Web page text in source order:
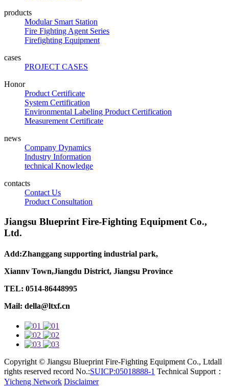
products
Modular Smart Station
Fire Fighting Agent Series
Firefighting Equipment
cases
PROJECT CASES
Honor
Product Certificate
System Certification
Environmental Labeling Product Certification
Measurement Certificate
news
Company Dynamics
Industry Information
technical Knowledge
contacts
Contact Us
Product Consultation
Jiangsu Blueprint Fire-Fighting Equipment Co.,
Ltd.
Add:Zhanggang supporting industrial park,
Xiannv Town,Jiangdu District, Jiangsu Province
TEL: 0514-86448995
Mail: della@ltxf.cn
Copyright © Jiangsu Blueprint Fire-Fighting Equipment Co., Ltdall
rights reserved record No.:SUICP:05018888-1 Technical Support：
Yicheng Network Disclaimer